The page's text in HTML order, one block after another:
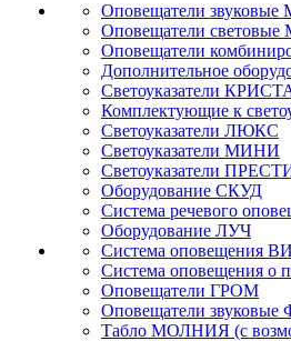
Оповещатели
Оповещатели
Оповещатели
Дополнительное
Светоуказатели
Комплектующие к
Светоуказатели ЛЮКС
Светоуказатели МИНИ
Светоуказатели
Оборудование СКУД
Система речевого
Оборудование ЛУЧ
Система оповещения
Система оповещения о
Оповещатели ГРОМ
Оповещатели
Табло МОЛНИЯ (с